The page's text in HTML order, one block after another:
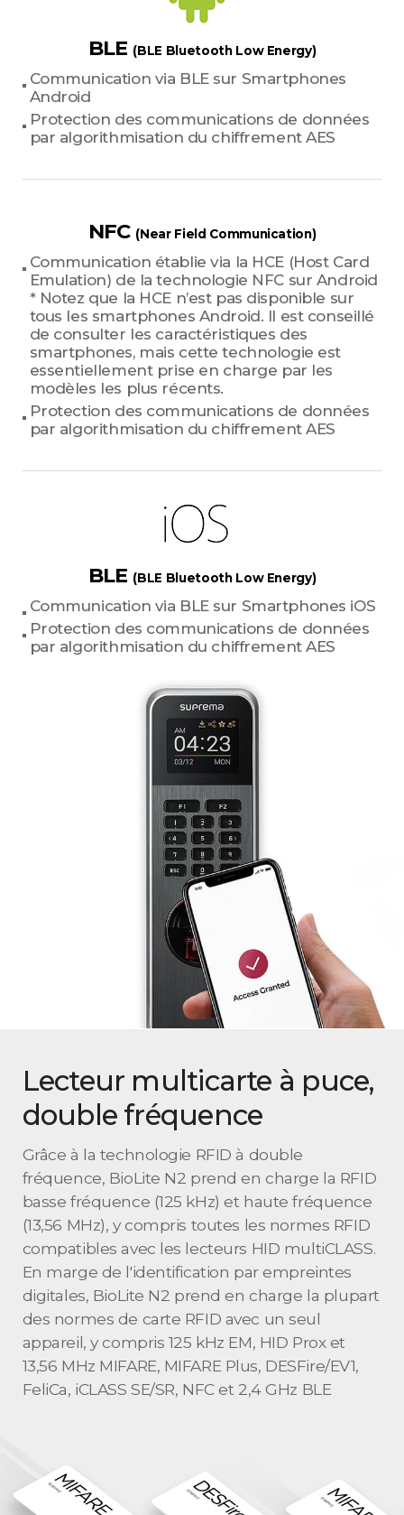
BLE (BLE Bluetooth Low Energy)
Communication via BLE sur Smartphones
Android
Protection des communications de données
par algorithmisation du chiffrement AES
NFC (Near Field Communication)
Communication établie via la HCE (Host Card
Emulation) de la technologie NFC sur Android
* Notez que la HCE n’est pas disponible sur
tous les smartphones Android. Il est conseillé
de consulter les caractéristiques des
smartphones, mais cette technologie est
essentiellement prise en charge par les
modèles les plus récents.
Protection des communications de données
par algorithmisation du chiffrement AES
BLE (BLE Bluetooth Low Energy)
Communication via BLE sur Smartphones iOS
Protection des communications de données
par algorithmisation du chiffrement AES
Lecteur multicarte à puce,
double fréquence
Grâce à la technologie RFID à double
fréquence, BioLite N2 prend en charge la RFID
basse fréquence (125 kHz) et haute fréquence
(13,56 MHz), y compris toutes les normes RFID
compatibles avec les lecteurs HID multiCLASS.
En marge de l'identification par empreintes
digitales, BioLite N2 prend en charge la plupart
des normes de carte RFID avec un seul
appareil, y compris 125 kHz EM, HID Prox et
13,56 MHz MIFARE, MIFARE Plus, DESFire/EV1,
FeliCa, iCLASS SE/SR, NFC et 2,4 GHz BLE